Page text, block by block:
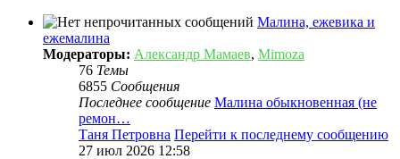
Малина, ежевика и
ежемалина
Модераторы: Александр Мамаев, Mimoza
76 Темы
6855 Сообщения
Последнее сообщение Малина обыкновенная (не
ремон…
Таня Петровна Перейти к последнему сообщению
27 июл 2026 12:58